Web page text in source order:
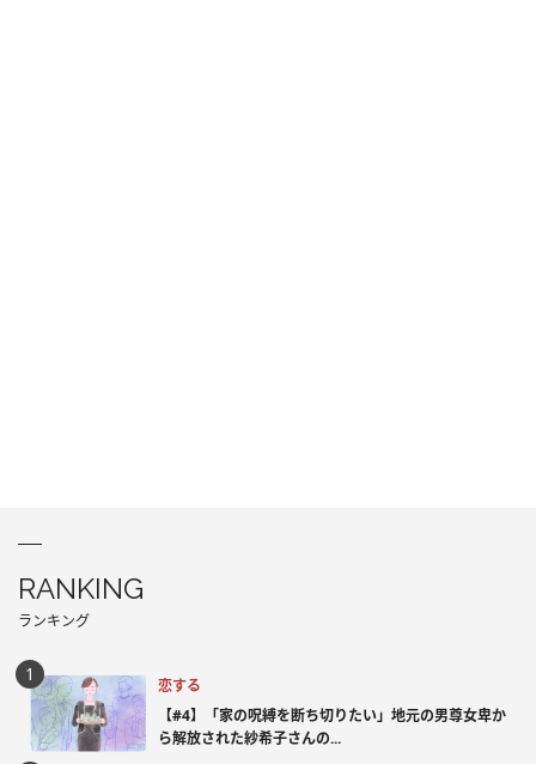
RANKING
ランキング
恋する
【#4】「家の呪縛を断ち切りたい」地元の男尊女卑か
ら解放された紗希子さんの...